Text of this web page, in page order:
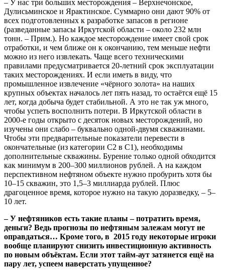
– У нас три больших месторождения – Верхнечонское,
Дулисьминское и Ярактинское. Суммарно они дают 90% от
всех подготовленных к разработке запасов в регионе
(разведанные запасы Иркутской области – около 232 млн
тонн. – Прим.). Но каждое месторождение имеет свой срок
отработки, и чем ближе он к окончанию, тем меньше нефти
можно из него извлекать. Чаще всего техническими
правилами предусматривается 20-летний срок эксплуатации
таких месторождениях. И если иметь в виду, что
промышленное извлечение «чёрного золота» на наших
крупных объектах началось лет пять назад, то остаётся ещё 15
лет, когда добыча будет стабильной. А это не так уж много,
чтобы успеть восполнить потери. В Иркутской области в
2000-е годы открыто с десяток новых месторождений, но
изучены они слабо – буквально одной-двумя скважинами.
Чтобы эти предварительные показатели перевести в
окончательные (из категории С2 в С1), необходимы
дополнительные скважины. Бурение только одной обходится
как минимум в 200–300 миллионов рублей. А на каждом
перспективном нефтяном объекте нужно пробурить хотя бы
10–15 скважин, это 1,5–3 миллиарда рублей. Плюс
драгоценное время, которое нужно на такую доразведку, – 5–
10 лет.
– У нефтяников есть такие планы – потратить время,
деньги? Ведь прогнозы по нефтяным залежам могут не
оправдаться… Кроме того, в 2015 году некоторые игроки
вообще планируют снизить инвестиционную активность
по новым объёктам. Если этот тайм-аут затянется ещё на
пару лет, успеем наверстать упущенное?